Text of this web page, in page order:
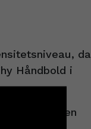
da
Håndbold i
Søren